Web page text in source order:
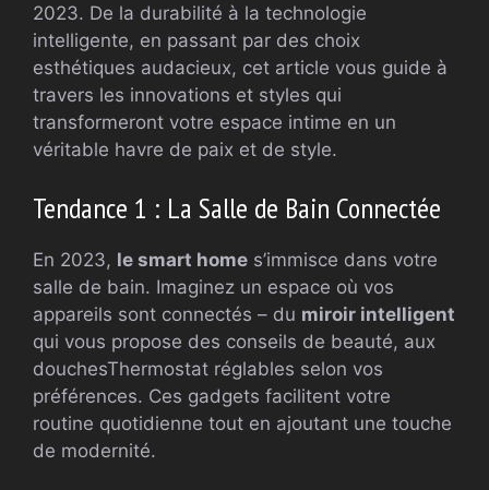
2023. De la durabilité à la technologie
intelligente, en passant par des choix
esthétiques audacieux, cet article vous guide à
travers les innovations et styles qui
transformeront votre espace intime en un
véritable havre de paix et de style.
Tendance 1 : La Salle de Bain Connectée
En 2023, le smart home s’immisce dans votre
salle de bain. Imaginez un espace où vos
appareils sont connectés – du miroir intelligent
qui vous propose des conseils de beauté, aux
douchesThermostat réglables selon vos
préférences. Ces gadgets facilitent votre
routine quotidienne tout en ajoutant une touche
de modernité.